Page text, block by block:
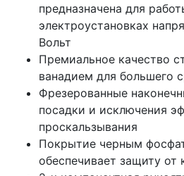
предназначена для
электроустановках
Вольт
Премиальное качество
ванадием для большего
Фрезерованные
посадки и исключения
проскальзывания
Покрытие черным
обеспечивает защиту от